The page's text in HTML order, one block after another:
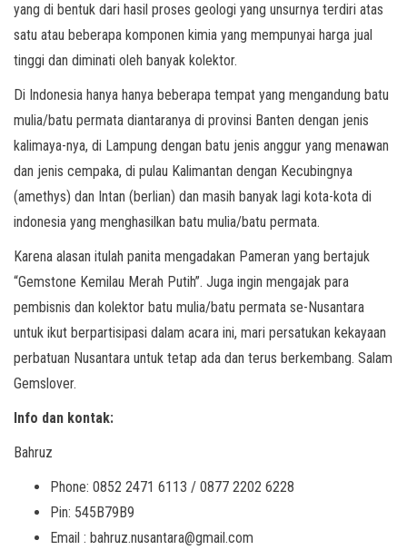
yang di bentuk dari hasil proses geologi yang unsurnya terdiri atas
satu atau beberapa komponen kimia yang mempunyai harga jual
tinggi dan diminati oleh banyak kolektor.
Di Indonesia hanya hanya beberapa tempat yang mengandung batu
mulia/batu permata diantaranya di provinsi Banten dengan jenis
kalimaya-nya, di Lampung dengan batu jenis anggur yang menawan
dan jenis cempaka, di pulau Kalimantan dengan Kecubingnya
(amethys) dan Intan (berlian) dan masih banyak lagi kota-kota di
indonesia yang menghasilkan batu mulia/batu permata.
Karena alasan itulah panita mengadakan Pameran yang bertajuk
“Gemstone Kemilau Merah Putih”. Juga ingin mengajak para
pembisnis dan kolektor batu mulia/batu permata se-Nusantara
untuk ikut berpartisipasi dalam acara ini, mari persatukan kekayaan
perbatuan Nusantara untuk tetap ada dan terus berkembang. Salam
Gemslover.
Info dan kontak:
Bahruz
Phone: 0852 2471 6113 / 0877 2202 6228
Pin: 545B79B9
Email : bahruz.nusantara@gmail.com